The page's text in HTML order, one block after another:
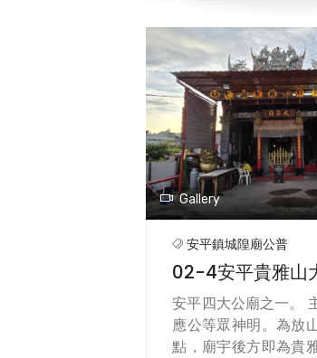
Gallery
安平鎮城隍廟公普
02-4安平貴雅山
安平四大公廟之一。
應公等眾神明。為放
點，廟宇後方即為貴